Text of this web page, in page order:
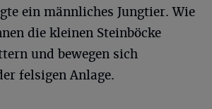
ein männliches Jungtier. Wie
die kleinen Steinböcke
und bewegen sich
felsigen Anlage.